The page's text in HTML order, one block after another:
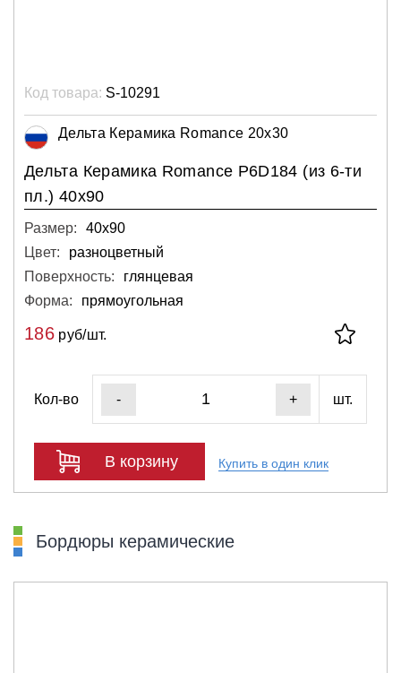
Код товара: S-10291
Дельта Керамика Romance 20x30
Дельта Керамика Romance P6D184 (из 6-ти
пл.) 40x90
Размер:
40х90
Цвет:
разноцветный
Поверхность:
глянцевая
Форма:
прямоугольная
186руб/шт.
Кол-во - + шт.
В корзину Купить в один клик
Бордюры керамические